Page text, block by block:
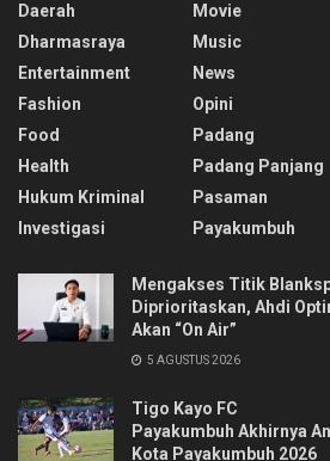
Daerah
Dharmasraya
Entertainment
Fashion
Food
Health
Hukum Kriminal
Investigasi
Movie
Music
News
Opini
Padang
Padang Panjang
Pasaman
Payakumbuh
Mengakses Titik
Diprioritaskan, Ahdi
Akan “On Air”
5 AGUSTUS 2026
Tigo Kayo FC
Payakumbuh Akhirnya
Kota Payakumbuh 2026